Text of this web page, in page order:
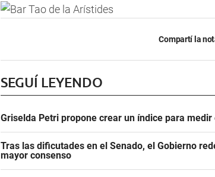
Compartí la
SEGUÍ LEYENDO
Griselda Petri propone crear un índice para
Tras las dificutades en el Senado, el Gobierno
mayor consenso